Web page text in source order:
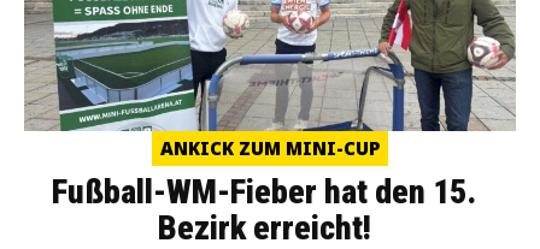
ANKICK ZUM MINI-CUP
Fußball-WM-Fieber hat den 15.
Bezirk erreicht!